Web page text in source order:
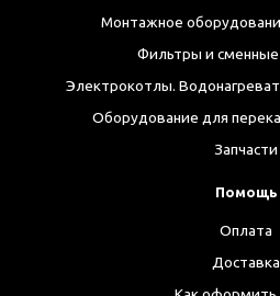
Монтажное
Фильтры и
Электрокотлы.
Оборудование для
Запчасти
Помощь
Оплата
Доставка